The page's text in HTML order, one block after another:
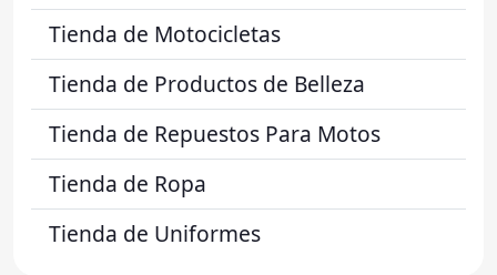
Tienda de Motocicletas
Tienda de Productos de Belleza
Tienda de Repuestos Para Motos
Tienda de Ropa
Tienda de Uniformes